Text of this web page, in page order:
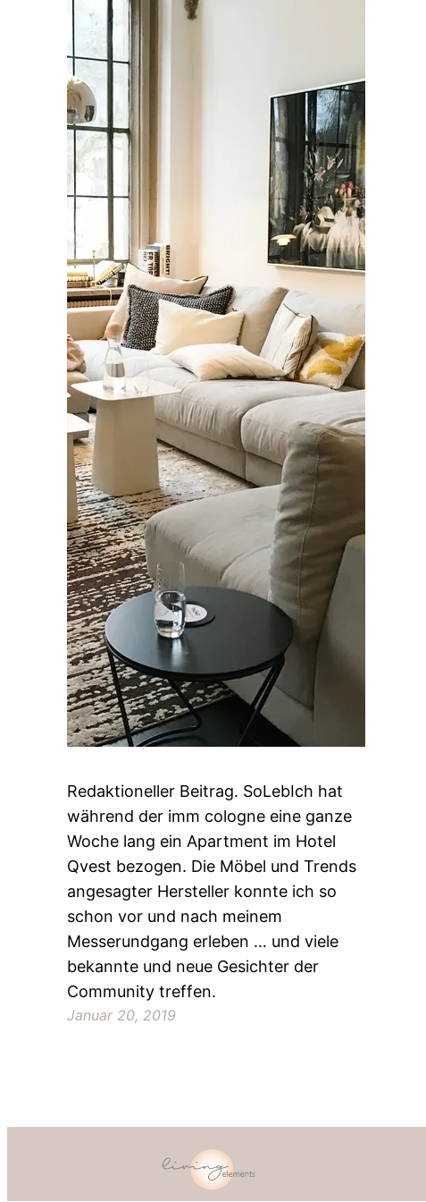
Redaktioneller Beitrag. SoLebIch hat
während der imm cologne eine ganze
Woche lang ein Apartment im Hotel
Qvest bezogen. Die Möbel und Trends
angesagter Hersteller konnte ich so
schon vor und nach meinem
Messerundgang erleben … und viele
bekannte und neue Gesichter der
Community treffen.
Januar 20, 2019